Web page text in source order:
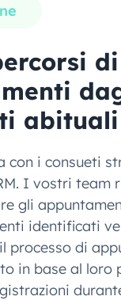
di
abituali
con i consueti
I vostri team
gli
identificati
processo di
in base al loro